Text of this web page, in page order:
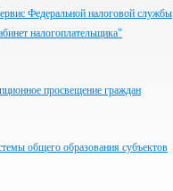
Федеральной налоговой службы
налогоплательщика"
просвещение граждан
общего образования субъектов